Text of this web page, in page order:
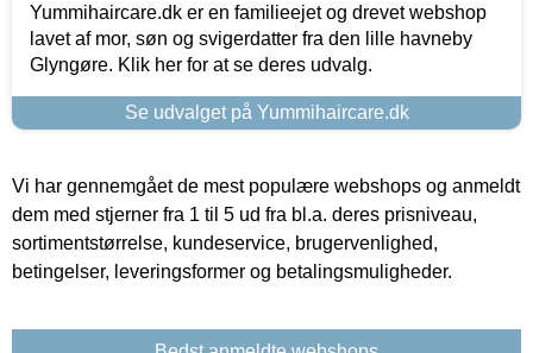
Yummihaircare.dk er en familieejet og drevet webshop
lavet af mor, søn og svigerdatter fra den lille havneby
Glyngøre. Klik her for at se deres udvalg.
Se udvalget på Yummihaircare.dk
Vi har gennemgået de mest populære webshops og anmeldt
dem med stjerner fra 1 til 5 ud fra bl.a. deres prisniveau,
sortimentstørrelse, kundeservice, brugervenlighed,
betingelser, leveringsformer og betalingsmuligheder.